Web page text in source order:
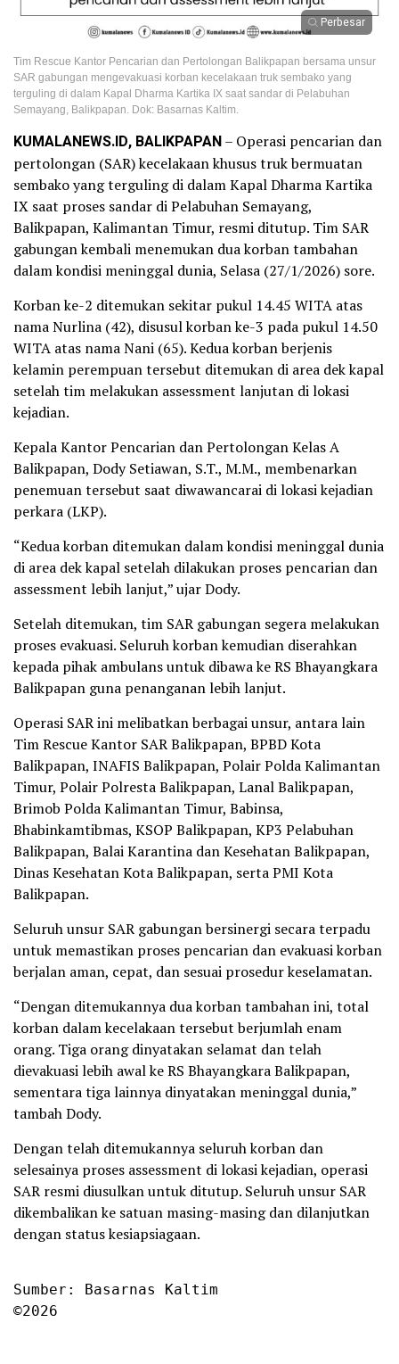
Perbesar
Tim Rescue Kantor Pencarian dan Pertolongan Balikpapan bersama unsur
SAR gabungan mengevakuasi korban kecelakaan truk sembako yang
terguling di dalam Kapal Dharma Kartika IX saat sandar di Pelabuhan
Semayang, Balikpapan. Dok: Basarnas Kaltim.
KUMALANEWS.ID, BALIKPAPAN– Operasi pencarian dan
pertolongan (SAR) kecelakaan khusus truk bermuatan
sembako yang terguling di dalam Kapal Dharma Kartika
IX saat proses sandar di Pelabuhan Semayang,
Balikpapan, Kalimantan Timur, resmi ditutup. Tim SAR
gabungan kembali menemukan dua korban tambahan
dalam kondisi meninggal dunia, Selasa (27/1/2026) sore.
Korban ke-2 ditemukan sekitar pukul 14.45 WITA atas
nama Nurlina (42), disusul korban ke-3 pada pukul 14.50
WITA atas nama Nani (65). Kedua korban berjenis
kelamin perempuan tersebut ditemukan di area dek kapal
setelah tim melakukan assessment lanjutan di lokasi
kejadian.
Kepala Kantor Pencarian dan Pertolongan Kelas A
Balikpapan, Dody Setiawan, S.T., M.M., membenarkan
penemuan tersebut saat diwawancarai di lokasi kejadian
perkara (LKP).
“Kedua korban ditemukan dalam kondisi meninggal dunia
di area dek kapal setelah dilakukan proses pencarian dan
assessment lebih lanjut,” ujar Dody.
Setelah ditemukan, tim SAR gabungan segera melakukan
proses evakuasi. Seluruh korban kemudian diserahkan
kepada pihak ambulans untuk dibawa ke RS Bhayangkara
Balikpapan guna penanganan lebih lanjut.
Operasi SAR ini melibatkan berbagai unsur, antara lain
Tim Rescue Kantor SAR Balikpapan, BPBD Kota
Balikpapan, INAFIS Balikpapan, Polair Polda Kalimantan
Timur, Polair Polresta Balikpapan, Lanal Balikpapan,
Brimob Polda Kalimantan Timur, Babinsa,
Bhabinkamtibmas, KSOP Balikpapan, KP3 Pelabuhan
Balikpapan, Balai Karantina dan Kesehatan Balikpapan,
Dinas Kesehatan Kota Balikpapan, serta PMI Kota
Balikpapan.
Seluruh unsur SAR gabungan bersinergi secara terpadu
untuk memastikan proses pencarian dan evakuasi korban
berjalan aman, cepat, dan sesuai prosedur keselamatan.
“Dengan ditemukannya dua korban tambahan ini, total
korban dalam kecelakaan tersebut berjumlah enam
orang. Tiga orang dinyatakan selamat dan telah
dievakuasi lebih awal ke RS Bhayangkara Balikpapan,
sementara tiga lainnya dinyatakan meninggal dunia,”
tambah Dody.
Dengan telah ditemukannya seluruh korban dan
selesainya proses assessment di lokasi kejadian, operasi
SAR resmi diusulkan untuk ditutup. Seluruh unsur SAR
dikembalikan ke satuan masing-masing dan dilanjutkan
dengan status kesiapsiagaan.
Sumber: Basarnas Kaltim
©2026